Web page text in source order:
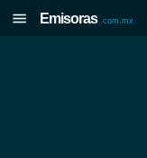
Emisoras .com.mx